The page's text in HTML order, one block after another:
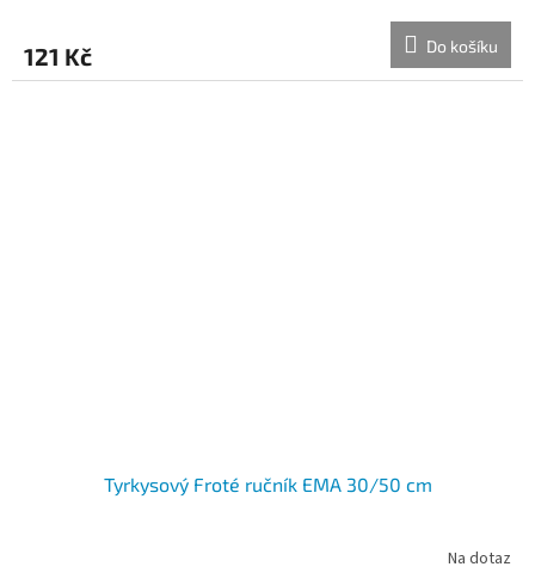
121 Kč Do košíku
Tyrkysový Froté ručník EMA 30/50 cm
Na dotaz